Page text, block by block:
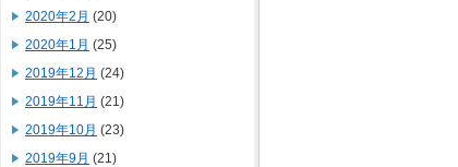
2020年2月 (20)
2020年1月 (25)
2019年12月 (24)
2019年11月 (21)
2019年10月 (23)
2019年9月 (21)